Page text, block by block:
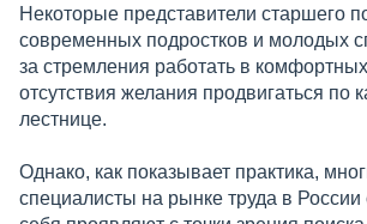
Некоторые представители старшего
современных подростков и молодых
за стремления работать в
отсутствия желания продвигаться по
лестнице.
Однако, как показывает практика,
специалисты на рынке труда в России